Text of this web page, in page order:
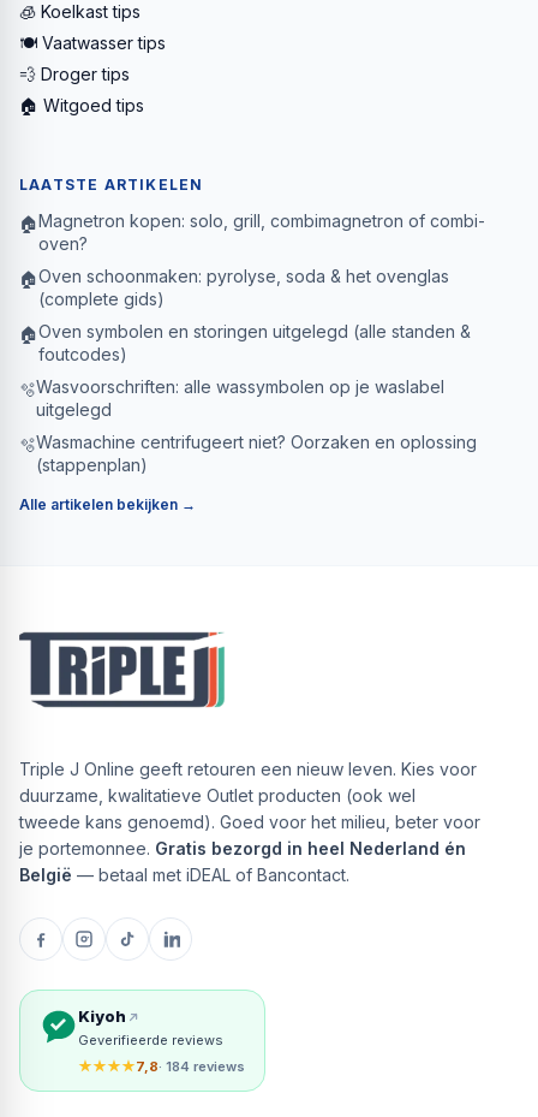
🧊 Koelkast tips
🍽️ Vaatwasser tips
💨 Droger tips
🏠 Witgoed tips
LAATSTE ARTIKELEN
🏠Magnetron kopen: solo, grill, combimagnetron of combi-
oven?
🏠Oven schoonmaken: pyrolyse, soda & het ovenglas
(complete gids)
🏠Oven symbolen en storingen uitgelegd (alle standen &
foutcodes)
🫧Wasvoorschriften: alle wassymbolen op je waslabel
uitgelegd
🫧Wasmachine centrifugeert niet? Oorzaken en oplossing
(stappenplan)
Alle artikelen bekijken →
Triple J Online geeft retouren een nieuw leven. Kies voor
duurzame, kwalitatieve Outlet producten (ook wel
tweede kans genoemd). Goed voor het milieu, beter voor
je portemonnee. Gratis bezorgd in heel Nederland én
België — betaal met iDEAL of Bancontact.
Kiyoh
Geverifieerde reviews
★★★★7,8· 184 reviews